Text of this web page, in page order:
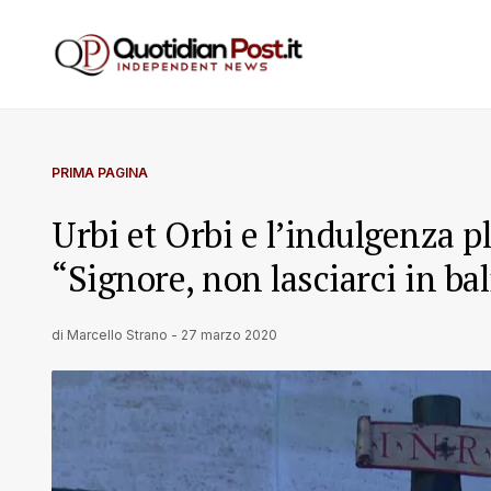
PRIMA PAGINA
Urbi et Orbi e l’indulgenza
“Signore, non lasciarci in
di Marcello Strano - 27 marzo 2020